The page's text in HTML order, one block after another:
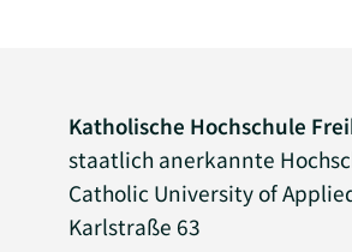
Katholische Hochschule
staatlich anerkannte
Catholic University of
Karlstraße 63